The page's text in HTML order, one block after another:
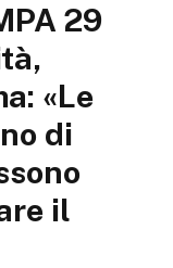
29
«Le
di
il